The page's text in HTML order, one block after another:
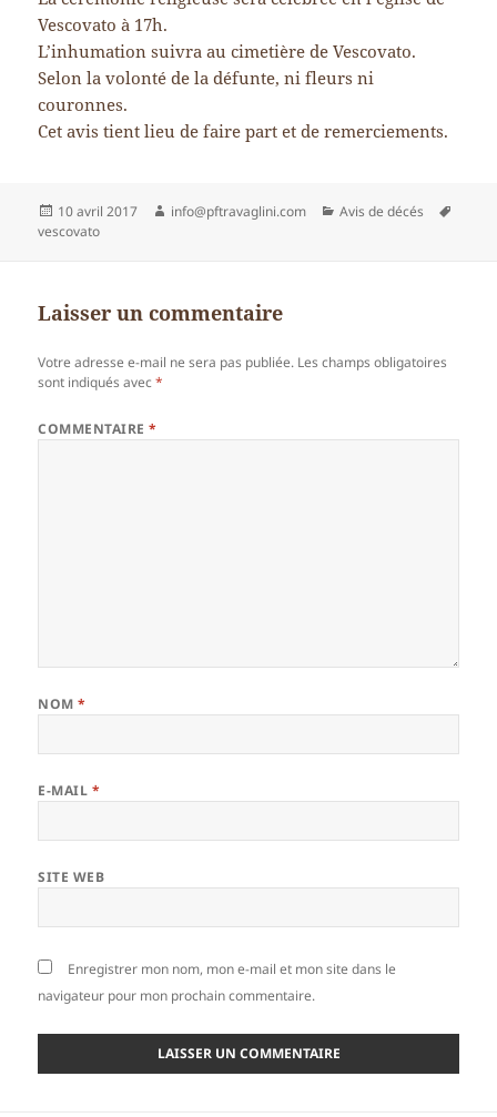
Vescovato à 17h.
L’inhumation suivra au cimetière de Vescovato.
Selon la volonté de la défunte, ni fleurs ni
couronnes.
Cet avis tient lieu de faire part et de remerciements.
Publié
le
10 avril 2017 Auteur
info@pftravaglini.com Catégories
Avis de décés
vescovato
Laisser un commentaire
Votre adresse e-mail ne sera pas publiée. Les champs obligatoires
sont indiqués avec*
COMMENTAIRE*
NOM*
E-MAIL *
SITE WEB
Enregistrer mon nom, mon e-mail et mon site dans le
navigateur pour mon prochain commentaire.